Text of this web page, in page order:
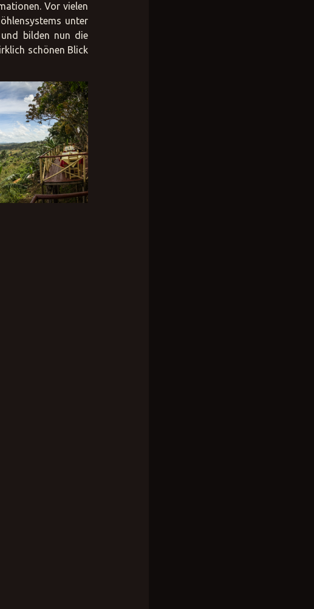
Vor vielen
unter
bilden nun die
schönen Blick